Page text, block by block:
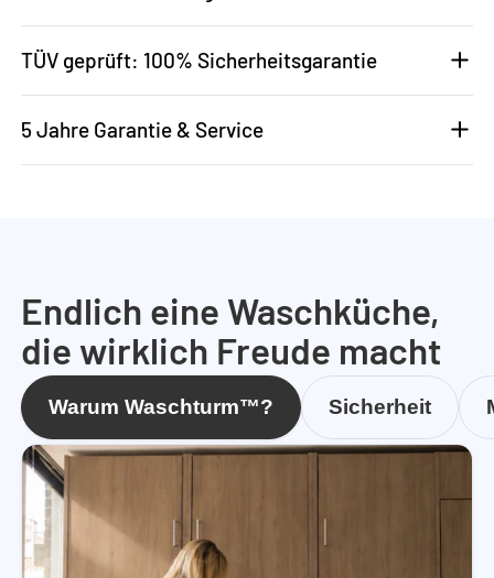
TÜV geprüft: 100% Sicherheitsgarantie
5 Jahre Garantie & Service
Endlich eine Waschküche,
die wirklich Freude macht
Warum Waschturm™? Sicherheit